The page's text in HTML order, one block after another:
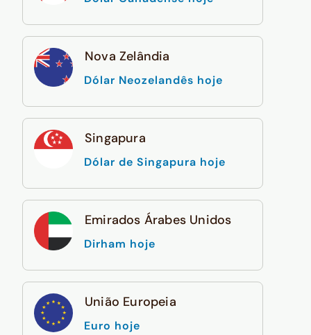
Nova Zelândia
Dólar Neozelandês hoje
Singapura
Dólar de Singapura hoje
Emirados Árabes Unidos
Dirham hoje
União Europeia
Euro hoje